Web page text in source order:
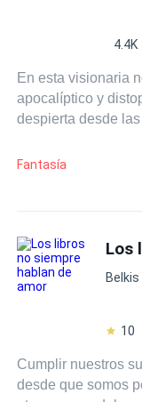
En esta visionaria
apocalíptico y
despierta desde
comienzan a
para su propia
creación misma
humanidad al
nuevamente a las
Fantasía
10
Cumplir nuestros
desde que somos